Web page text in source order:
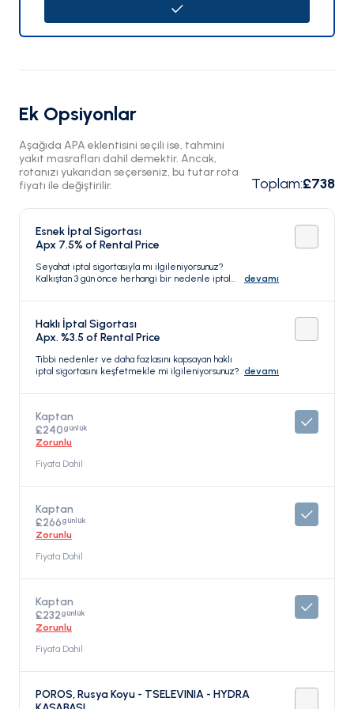
Ek Opsiyonlar
Aşağıda APA eklentisini seçili ise, tahmini
yakıt masrafları dahil demektir. Ancak,
rotanızı yukarıdan seçerseniz, bu tutar rota
fiyatı ile değiştirilir.
Toplam:£738
Esnek İptal Sigortası
Apx 7.5% of Rental Price
Seyahat iptal sigortasıyla mı ilgileniyorsunuz?
Kalkıştan 3 gün önce herhangi bir nedenle iptal
devamı
Haklı İptal Sigortası
Apx. %3.5 of Rental Price
Tıbbi nedenler ve daha fazlasını kapsayan haklı
iptal sigortasını keşfetmekle mi ilgileniyorsunuz? devamı
Kaptan
£240günlük
Zorunlu
Fiyata Dahil
Kaptan
£266günlük
Zorunlu
Fiyata Dahil
Kaptan
£232günlük
Zorunlu
Fiyata Dahil
POROS, Rusya Koyu - TSELEVINIA - HYDRA